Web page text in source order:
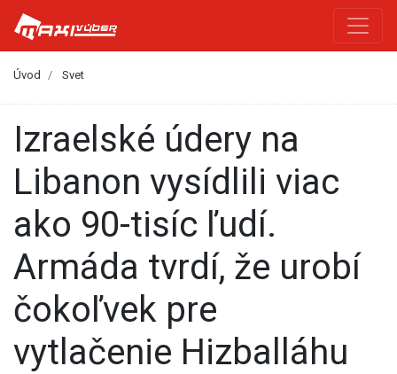
Úvod Svet
Izraelské údery na
Libanon vysídlili viac
ako 90-tisíc ľudí.
Armáda tvrdí, že urobí
čokoľvek pre
vytlačenie Hizballáhu